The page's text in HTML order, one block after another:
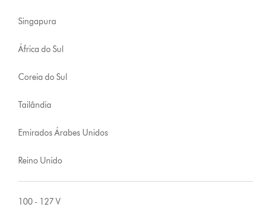
Singapura
África do Sul
Coreia do Sul
Tailândia
Emirados Árabes Unidos
Reino Unido
100 - 127 V